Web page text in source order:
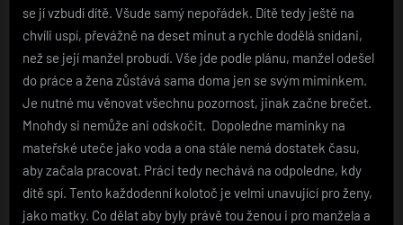
se jí vzbudí dítě. Všude samý nepořádek. Dítě tedy ještě na
chvíli uspí, převážně na deset minut a rychle dodělá snídani,
než se její manžel probudí. Vše jde podle plánu, manžel odešel
do práce a žena zůstává sama doma jen se svým miminkem.
Je nutné mu věnovat všechnu pozornost, jinak začne brečet.
Mnohdy si nemůže ani odskočit. Dopoledne maminky na
mateřské uteče jako voda a ona stále nemá dostatek času,
aby začala pracovat. Práci tedy nechává na odpoledne, kdy
dítě spí. Tento každodenní kolotoč je velmi unavující pro ženy,
jako matky. Co dělat aby byly právě tou ženou i pro manžela a